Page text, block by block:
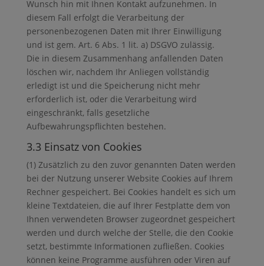
Wunsch hin mit Ihnen Kontakt aufzunehmen. In
diesem Fall erfolgt die Verarbeitung der
personenbezogenen Daten mit Ihrer Einwilligung
und ist gem. Art. 6 Abs. 1 lit. a) DSGVO zulässig.
Die in diesem Zusammenhang anfallenden Daten
löschen wir, nachdem Ihr Anliegen vollständig
erledigt ist und die Speicherung nicht mehr
erforderlich ist, oder die Verarbeitung wird
eingeschränkt, falls gesetzliche
Aufbewahrungspflichten bestehen.
3.3 Einsatz von Cookies
(1) Zusätzlich zu den zuvor genannten Daten werden
bei der Nutzung unserer Website Cookies auf Ihrem
Rechner gespeichert. Bei Cookies handelt es sich um
kleine Textdateien, die auf Ihrer Festplatte dem von
Ihnen verwendeten Browser zugeordnet gespeichert
werden und durch welche der Stelle, die den Cookie
setzt, bestimmte Informationen zufließen. Cookies
können keine Programme ausführen oder Viren auf